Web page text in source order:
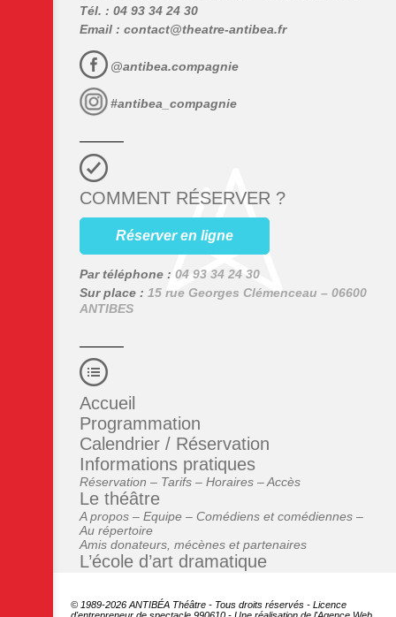
Tél. : 04 93 34 24 30
Email : contact@theatre-antibea.fr
@antibea.compagnie
#antibea_compagnie
COMMENT RÉSERVER ?
Réserver en ligne
Par téléphone : 04 93 34 24 30
Sur place : 15 rue Georges Clémenceau – 06600
ANTIBES
Accueil
Programmation
Calendrier / Réservation
Informations pratiques
Réservation – Tarifs – Horaires – Accès
Le théâtre
A propos – Equipe – Comédiens et comédiennes –
Au répertoire
Amis donateurs, mécènes et partenaires
L’école d’art dramatique
© 1989-2026 ANTIBÉA Théâtre - Tous droits réservés - Licence